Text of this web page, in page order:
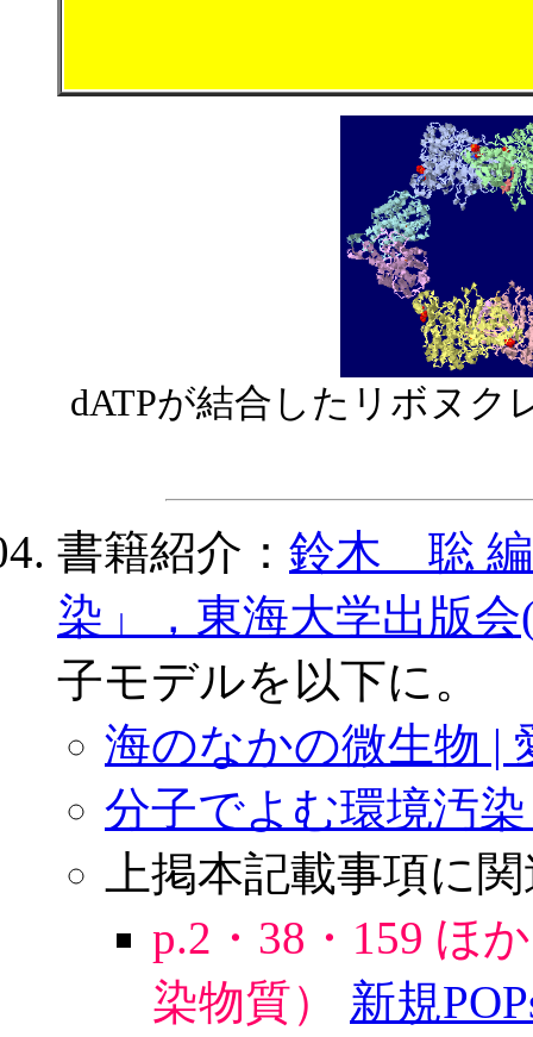
dATPが結合したリボヌク
書籍紹介： 鈴木 聡 編
染」，東海大学出版会
子モデルを以下に。
海のなかの微生物 |
分子でよむ環境汚
上掲本記載事項に
p.2・38・159 ほ
染物質）
新規